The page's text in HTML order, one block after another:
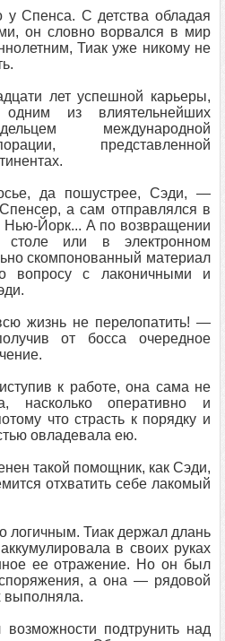
Спенса. С детства обладая
он словно ворвался в мир
Тиак уже никому не
лет успешной карьеры,
из влиятельнейших
международной
представленной
да пошустрее, Сэди, —
а сам отправлялся в
Йорк... А по возвращении
или в электронном
скомпонованный материал
вопросу с лаконичными и
жизнь не перелопатить! —
от босса очередное
к работе, она сама не
насколько оперативно и
что страсть к порядку и
овладевала ею.
такой помощник, как Сэди,
отхватить себе лакомый
логичным. Тиак держал длань
в своих руках
ее отражение. Но он был
а она — рядовой
выполняла.
подтрунить над